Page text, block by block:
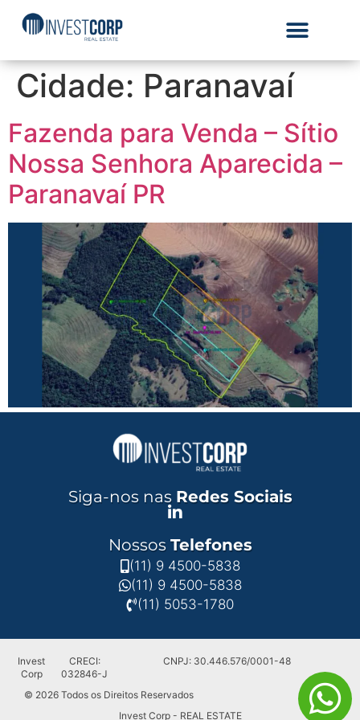
Cidade: Paranavaí
Fazenda para Venda – Sítio
Nossa Senhora Aparecida –
Paranavaí PR
Siga-nos nas Redes Sociais
Nossos Telefones
(11) 9 4500-5838
(11) 9 4500-5838
(11) 5053-1780
Invest
Corp
CRECI:
032846-J
CNPJ: 30.446.576/0001-48
© 2026 Todos os Direitos Reservados
Invest Corp - REAL ESTATE